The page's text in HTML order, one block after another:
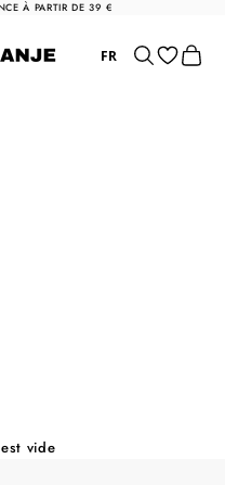
À PARTIR DE 39 €
FR Rechercher
Panier
vide